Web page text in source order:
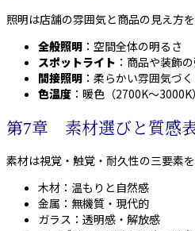
照明は店舗の雰囲気と商品の見え方を
全般照明 ：空間全体の明るさ
スポットライト ：商品や装飾
間接照明 ：柔らかい雰囲気づく
色温度 ：暖色（2700K〜
第7章 素材選びと質感
素材は視覚・触覚・耐久性の三要素を
木材：温もりと自然感
金属：無機質・現代的
ガラス：透明感・解放感